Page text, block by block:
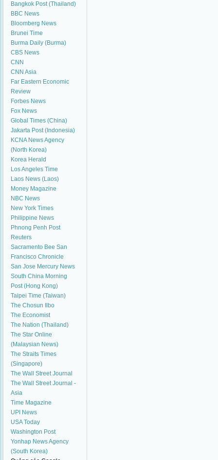
Bangkok Post (Thailand)
BBC News
Bloomberg News
Brunei Time
Burma Daily (Burma)
CBS News
CNN
CNN Asia
Far Eastern Economic
Review
Forbes News
Fox News
Global Times (China)
Jakarta Post (Indonesia)
KCNA News Agency
(North Korea)
Korea Herald
Los Angeles Time
Laos News (Laos)
Money Magazine
NBC News
New York Times
Philippine News
Phnong Penh Post
Reuters
Sacramento Bee San
Francisco Chronicle
San Jose Mercury News
South China Morning
Post (Hong Kong)
Taipei Time (Taiwan)
The Chosun Ilbo
The Economist
The Nation (Thailand)
The Star Online
(Malaysian News)
The Straits Times
(Singapore)
The Wall Street Journal
The Wall Street Journal -
Asia
Time Magazine
UPI News
USA Today
Washington Post
Yonhap News Agency
(South Korea)